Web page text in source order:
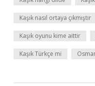
Kaşık nasıl ortaya çıkmıştır
Kaşık oyunu kime aittir
Kaşık Türkçe mi